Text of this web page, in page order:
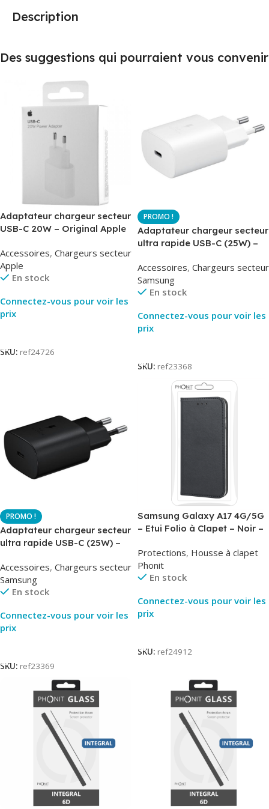
Description
Des suggestions qui pourraient vous convenir
Adaptateur chargeur secteur
USB-C 20W – Original Apple
Original
Accessoires, Chargeurs secteur
Apple
En stock
Connectez-vous pour voir les
prix
SKU: ref24726
Adaptateur chargeur secteur
ultra rapide USB-C (25W) –
EP-TA800
Accessoires, Chargeurs secteur
Samsung
En stock
Connectez-vous pour voir les
prix
SKU: ref23368
Adaptateur chargeur secteur
ultra rapide USB-C (25W) –
TA800
Accessoires, Chargeurs secteur
Samsung
En stock
Connectez-vous pour voir les
prix
SKU: ref23369
Samsung Galaxy A17 4G/5G
– Etui Folio à Clapet – Noir –
Protections, Housse à clapet
Phonit
En stock
Connectez-vous pour voir les
prix
SKU: ref24912